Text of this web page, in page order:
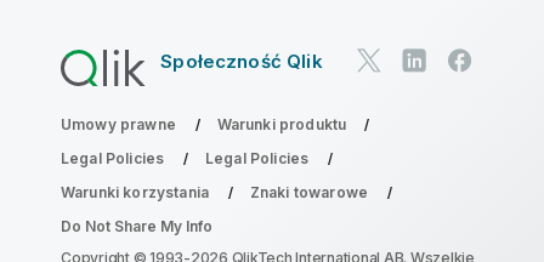
Społeczność Qlik
Umowy prawne
Warunki produktu
Legal Policies
Legal Policies
Warunki korzystania
Znaki towarowe
Do Not Share My Info
Copyright © 1993-2026 QlikTech International AB. Wszelkie